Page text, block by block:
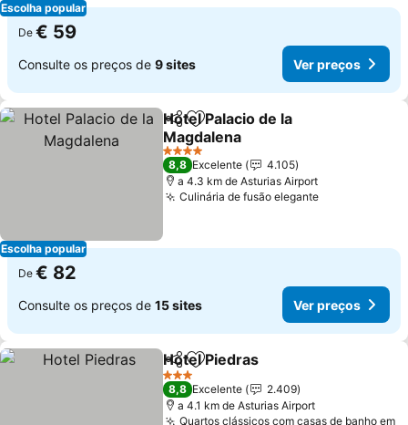
Escolha popular
De € 59
Consulte os preços de 9 sites Ver preços
Escolha popular
PartilharAdicionar aos favoritos
Hotel Palacio de la
Magdalena
Ver preços
4 Estrelas
8,8 Excelente
4.105
a 4.3 km de Asturias Airport
Culinária de fusão eleganteVer preços
De € 82
Consulte os preços de 15 sites Ver preços
PartilharAdicionar aos favoritos
Hotel Piedras
3 Estrelas
8,8 Excelente
2.409
a 4.1 km de Asturias Airport
Quartos clássicos com casas de banho em